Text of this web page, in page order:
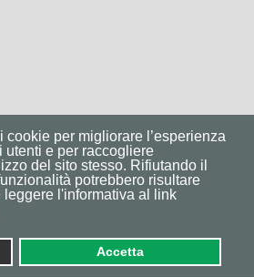
cookie per migliorare l’esperienza
e per raccogliere
del sito stesso. Rifiutando il
potrebbero risultare
leggere l'informativa al link
Accetta